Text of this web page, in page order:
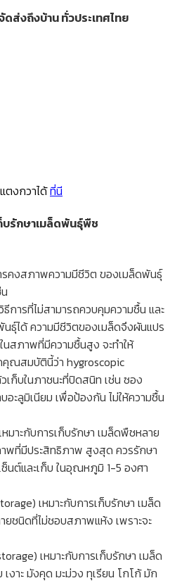
ส่งถึงบ้าน ทั่วประเทศไทย
ตงกวาได้ที่นี
บรักษาเมล็ดพันธุ์พืช
รคงสภาพความมีชีวิต ของเมล็ดพันธุ์
การที่ไม่สามารถควบคุมความชื้น และ
ได้ ความมีชีวิตของเมล็ดจึงผันแปร
สภาพที่มีความชื้นสูง จะทำให้
คุณสมบัตินี้ว่า hygroscopic
เก็บในภาชนะที่ปิดสนิท เช่น ซอง
ะลูมิเนียม เพื่อป้องกัน ไม่ให้ความชื้น
มาะกับการเก็บรักษา เมล็ดพืชหลาย
ที่มีประสิทธิภาพ สูงสุด ควรรักษา
นต์และเก็บ ในอุณหภูมิ 1-5 องศา
เหมาะกับการเก็บรักษา เมล็ด
ชนิดที่ไม่ชอบสภาพแห้ง เพราะจะ
เหมาะกับการเก็บรักษา เมล็ด
งาะ มังคุด มะม่วง ทุเรียน โกโก้ มัก